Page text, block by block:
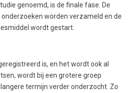
genoemd, is de finale fase. De
worden verzameld en de
wordt gestart.
is, en het wordt ook al
wordt bij een grotere groep
termijn verder onderzocht. Zo